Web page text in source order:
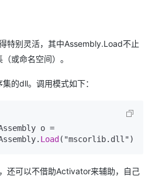
特别灵活，其中Assembly.Load不止
或命名空间）。
的dll。调用模式如下：
Load ("mscorlib.dll");
还可以不借助Activator来辅助，自己